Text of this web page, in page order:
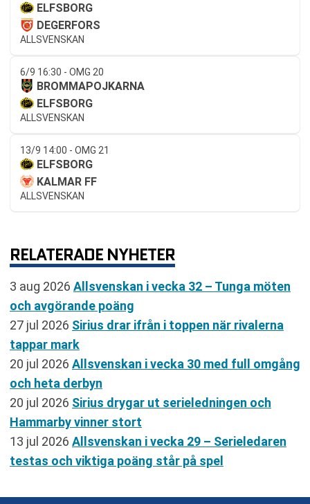
ELFSBORG
DEGERFORS
ALLSVENSKAN
6/9 16:30 - OMG 20
BROMMAPOJKARNA
ELFSBORG
ALLSVENSKAN
13/9 14:00 - OMG 21
ELFSBORG
KALMAR FF
ALLSVENSKAN
RELATERADE NYHETER
3 aug 2026 Allsvenskan i vecka 32 – Tunga möten
och avgörande poäng
27 jul 2026 Sirius drar ifrån i toppen när rivalerna
tappar mark
20 jul 2026 Allsvenskan i vecka 30 med full omgång
och heta derbyn
20 jul 2026 Sirius drygar ut serieledningen och
Hammarby vinner stort
13 jul 2026 Allsvenskan i vecka 29 – Serieledaren
testas och viktiga poäng står på spel